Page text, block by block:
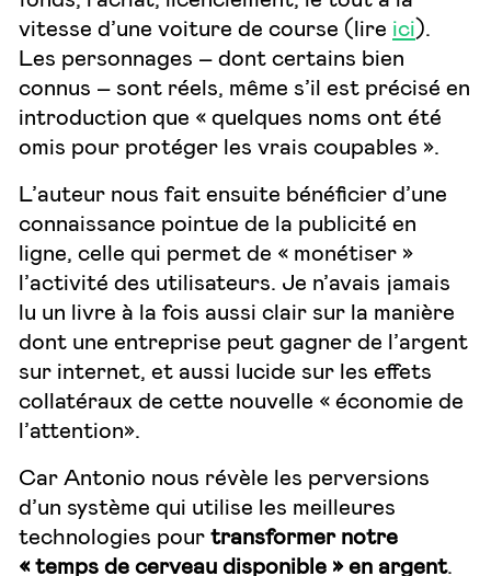
vitesse d’une voiture de course (lire ici).
Les personnages – dont certains bien
connus – sont réels, même s’il est précisé en
introduction que « quelques noms ont été
omis pour protéger les vrais coupables ».
L’auteur nous fait ensuite bénéficier d’une
connaissance pointue de la publicité en
ligne, celle qui permet de « monétiser »
l’activité des utilisateurs. Je n’avais jamais
lu un livre à la fois aussi clair sur la manière
dont une entreprise peut gagner de l’argent
sur internet, et aussi lucide sur les effets
collatéraux de cette nouvelle « économie de
l’attention».
Car Antonio nous révèle les perversions
d’un système qui utilise les meilleures
technologies pour transformer notre
« temps de cerveau disponible » en argent.